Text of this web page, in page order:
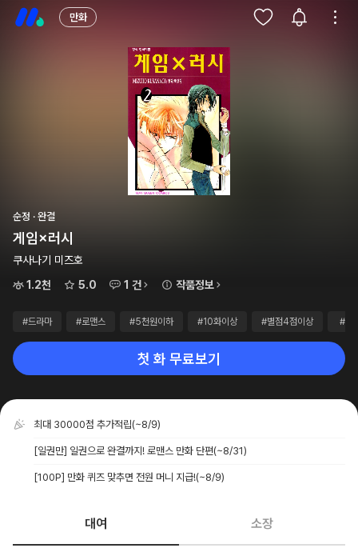
만화
순정 · 완결
게임×러시
쿠사나기 미즈호
1.2천
5.0 1 건 작품정보
#드라마 #로맨스 #5천원이하 #10화이상 #별점4점이상 #완
첫 화 무료보기
최대 30000점 추가적립(~8/9)
[일권만] 일권으로 완결까지! 로맨스 만화 단편(~8/31)
[100P] 만화 퀴즈 맞추면 전원 머니 지급!(~8/9)
대여 소장